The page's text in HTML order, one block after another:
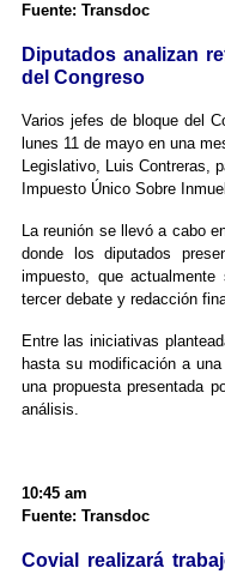
Fuente: Transdoc
Diputados analizan
del Congreso
Varios jefes de bloque del
lunes 11 de mayo en una
Legislativo, Luis Contreras,
Impuesto Único Sobre
La reunión se llevó a cabo
donde los diputados
impuesto, que
tercer debate y redacción
Entre las iniciativas
hasta su modificación a
una propuesta presentada
análisis.
10:45 am
Fuente: Transdoc
Covial realizará